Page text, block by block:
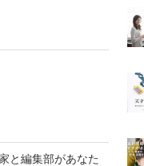
と編集部があなた